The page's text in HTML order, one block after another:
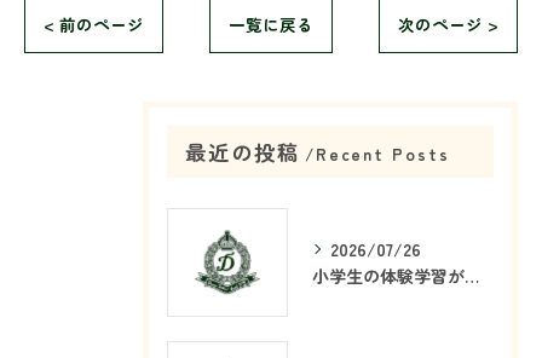
< 前のページ 一覧に戻る 次のページ >
最近の投稿 Recent Posts
2026/07/26
小学生の体験学習が塾で重要な理由